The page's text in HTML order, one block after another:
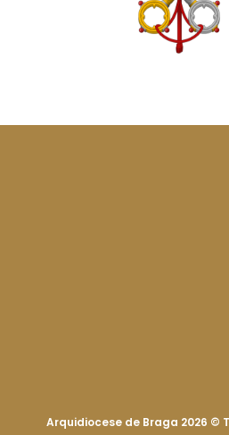
Arquidiocese de Braga 2026 ©